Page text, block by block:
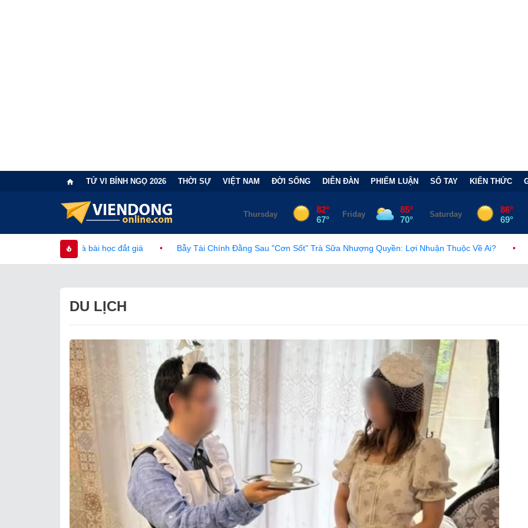
TỬ VI BÍNH NGỌ 2026 THỜI SỰ VIỆT NAM ĐỜI SỐNG DIỄN ĐÀN PHIẾM LUẬN SỔ TAY KIẾN THỨC
• Bẫy Tài Chính Đằng Sau "Cơn Sốt" Trà Sữa Nhượng Quyền: Lợi Nhuận Thuộc Về Ai? • Châu Âu trước làn
DU LỊCH